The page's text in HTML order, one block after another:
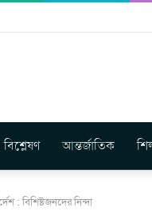
দি রাবুগার নতুন গান
আন্তর্জাতিক
: বিশিষ্টজনদের নিন্দা